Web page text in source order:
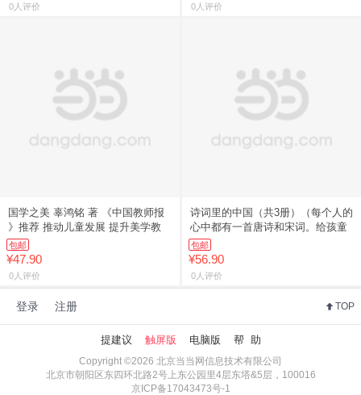
0人评价 0人评价
国学之美 辜鸿铭 著 《中国教师报
》推荐 推动儿童发展 提升美学教
包邮
¥47.90
0人评价
诗词里的中国（共3册）（每个人的
心中都有一首唐诗和宋词。给孩童
包邮
¥56.90
0人评价
登录 注册 TOP
提建议 触屏版 电脑版 帮 助
Copyright ©2026 北京当当网信息技术有限公司
北京市朝阳区东四环北路2号上东公园里4层东塔&5层，100016
京ICP备17043473号-1